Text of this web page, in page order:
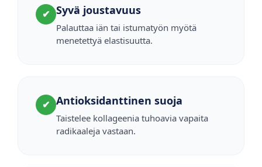
✔ Syvä joustavuus
Palauttaa iän tai istumatyön myötä
menetettyä elastisuutta.
✔ Antioksidanttinen suoja
Taistelee kollageenia tuhoavia vapaita
radikaaleja vastaan.